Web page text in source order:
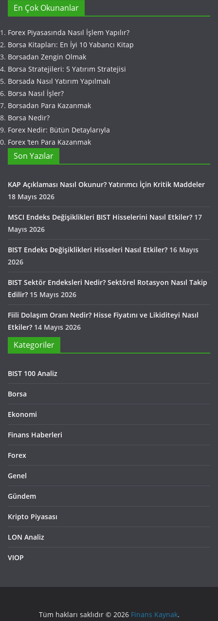
En Çok Okunanlar
Forex Piyasasında Nasıl İşlem Yapılır?
Borsa Kitapları: En İyi 10 Yabancı Kitap
Borsadan Zengin Olmak
Borsa Stratejileri: 5 Yatırım Stratejisi
Borsada Nasıl Yatırım Yapılmalı
Borsa Nasıl İşler?
Borsadan Para Kazanmak
Borsa Nedir?
Forex Nedir: Bütün Detaylarıyla
Forex ‘ten Para Kazanmak
Son Yazılar
KAP Açıklaması Nasıl Okunur? Yatırımcı İçin Kritik Maddeler
18 Mayıs 2026
MSCI Endeks Değişiklikleri BIST Hisselerini Nasıl Etkiler? 17
Mayıs 2026
BIST Endeks Değişiklikleri Hisseleri Nasıl Etkiler? 16 Mayıs
2026
BIST Sektör Endeksleri Nedir? Sektörel Rotasyon Nasıl Takip
Edilir? 15 Mayıs 2026
Fiili Dolaşım Oranı Nedir? Hisse Fiyatını ve Likiditeyi Nasıl
Etkiler? 14 Mayıs 2026
Kategoriler
BIST 100 Analiz
Borsa
Ekonomi
Finans Haberleri
Forex
Genel
Gündem
Kripto Piyasası
LON Analiz
VIOP
Tüm hakları saklıdır © 2026 Finans Kaynak.